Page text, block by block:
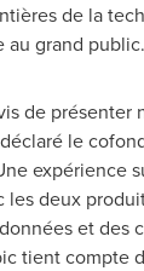
de la
au grand public.
de présenter
le
expérience
les deux
et des
tient compte